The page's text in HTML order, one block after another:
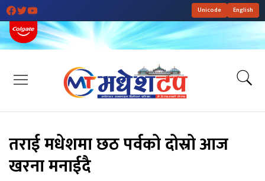
Unicode English
तराई मधेशमा छठ पर्वको दोस्रो आज
खरना मनाईदै